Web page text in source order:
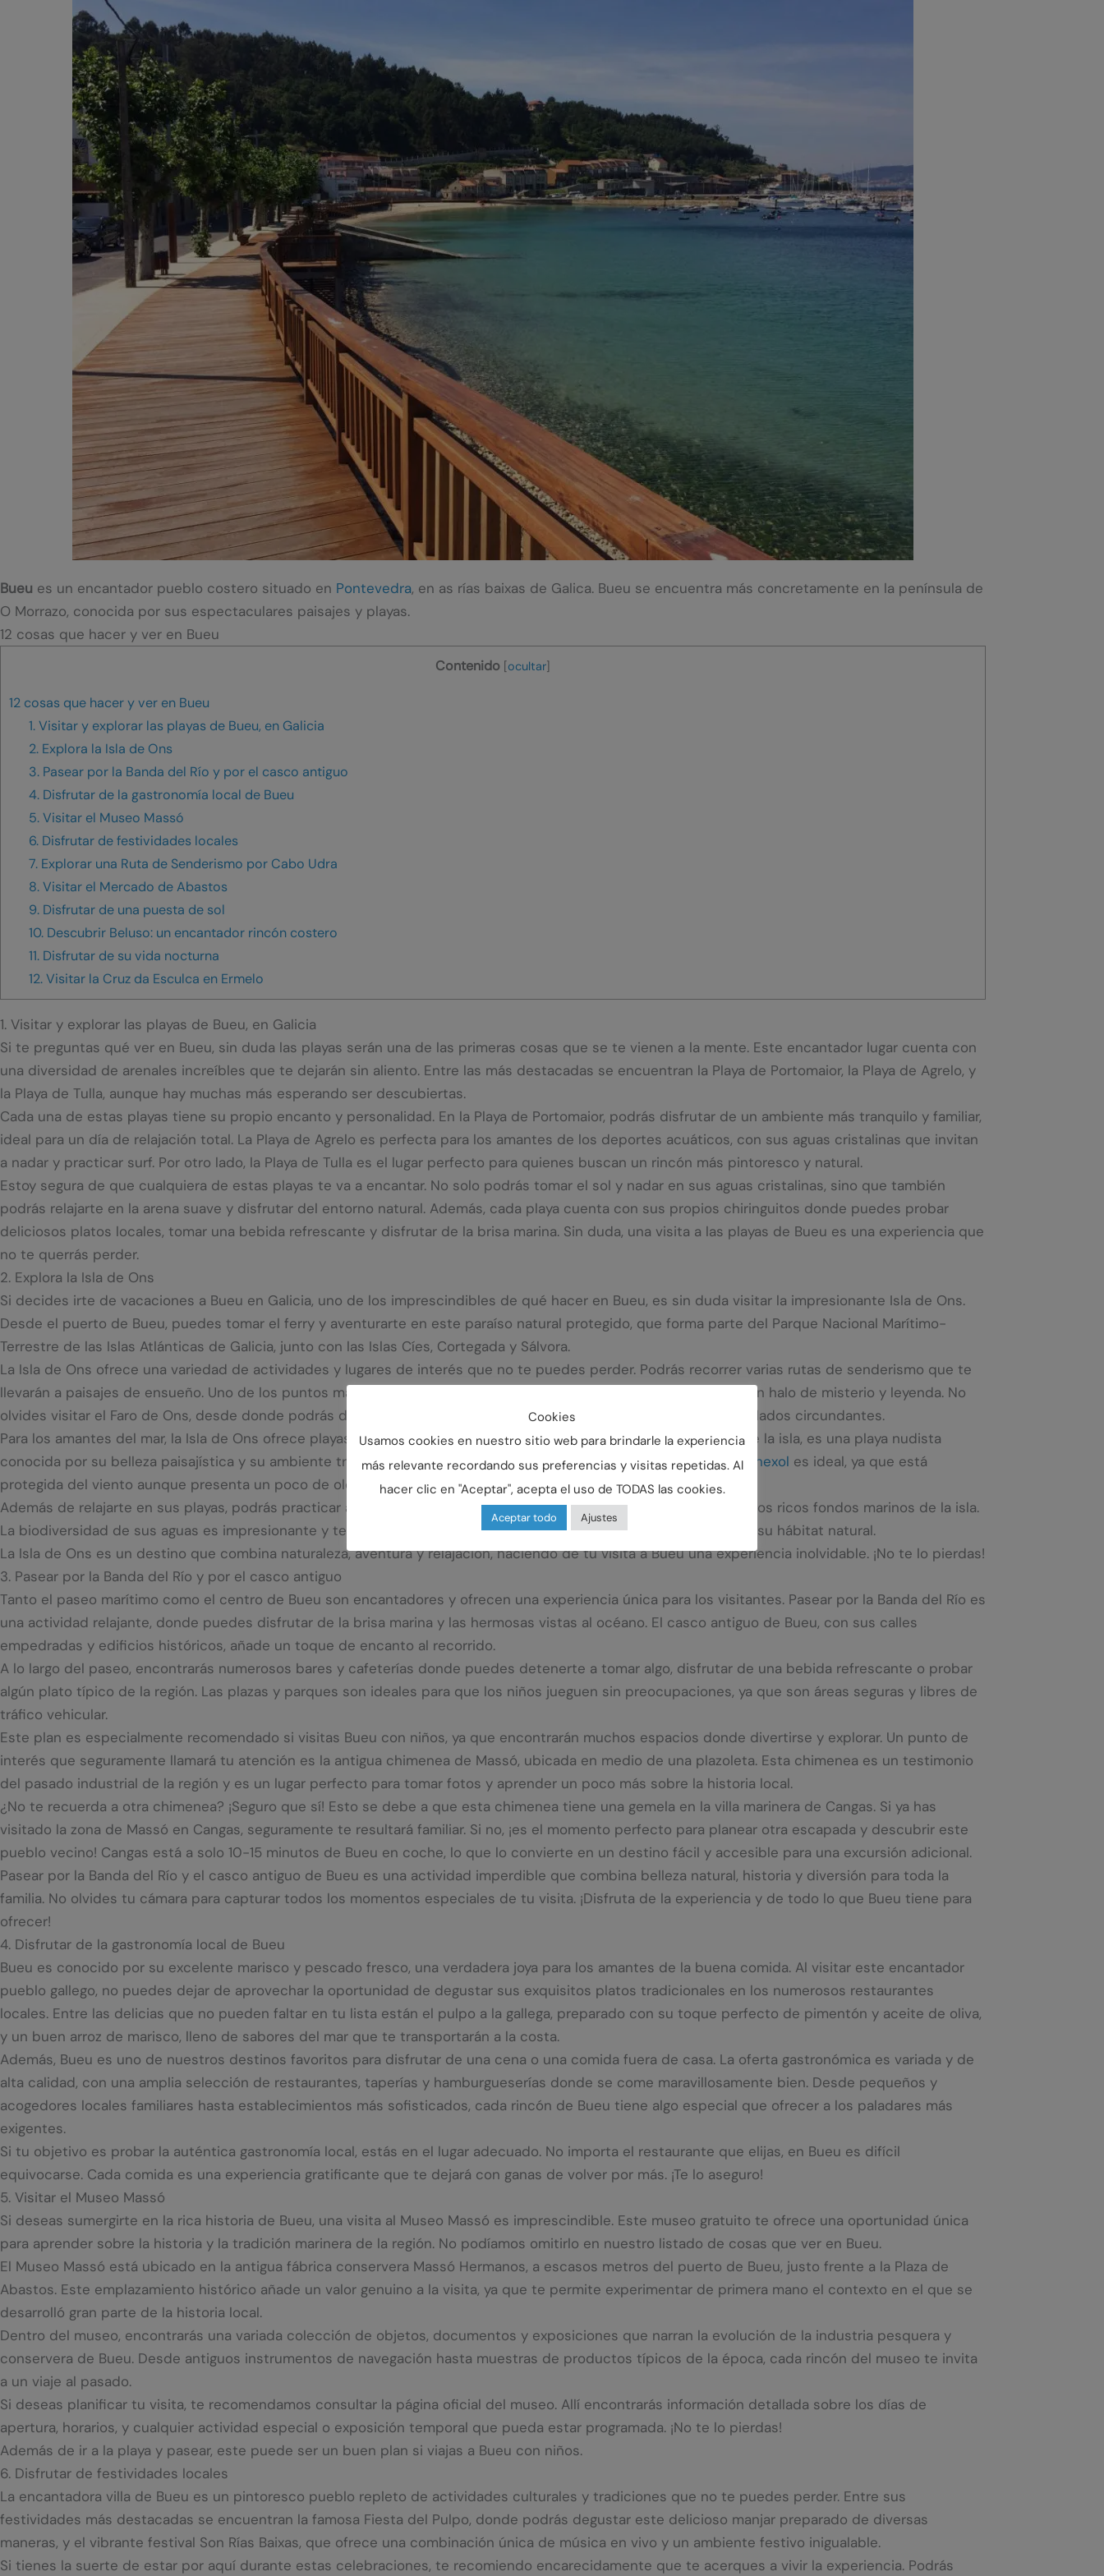
Bueu es un encantador pueblo costero situado en Pontevedra, en as rías baixas de Galica. Bueu se encuentra más concretamente en la península de
O Morrazo, conocida por sus espectaculares paisajes y playas.
12 cosas que hacer y ver en Bueu
Contenido [ocultar]
12 cosas que hacer y ver en Bueu
1. Visitar y explorar las playas de Bueu, en Galicia
2. Explora la Isla de Ons
3. Pasear por la Banda del Río y por el casco antiguo
4. Disfrutar de la gastronomía local de Bueu
5. Visitar el Museo Massó
6. Disfrutar de festividades locales
7. Explorar una Ruta de Senderismo por Cabo Udra
8. Visitar el Mercado de Abastos
9. Disfrutar de una puesta de sol
10. Descubrir Beluso: un encantador rincón costero
11. Disfrutar de su vida nocturna
12. Visitar la Cruz da Esculca en Ermelo
1. Visitar y explorar las playas de Bueu, en Galicia
Si te preguntas qué ver en Bueu, sin duda las playas serán una de las primeras cosas que se te vienen a la mente. Este encantador lugar cuenta con
una diversidad de arenales increíbles que te dejarán sin aliento. Entre las más destacadas se encuentran la Playa de Portomaior, la Playa de Agrelo, y
la Playa de Tulla, aunque hay muchas más esperando ser descubiertas.
Cada una de estas playas tiene su propio encanto y personalidad. En la Playa de Portomaior, podrás disfrutar de un ambiente más tranquilo y familiar,
ideal para un día de relajación total. La Playa de Agrelo es perfecta para los amantes de los deportes acuáticos, con sus aguas cristalinas que invitan
a nadar y practicar surf. Por otro lado, la Playa de Tulla es el lugar perfecto para quienes buscan un rincón más pintoresco y natural.
Estoy segura de que cualquiera de estas playas te va a encantar. No solo podrás tomar el sol y nadar en sus aguas cristalinas, sino que también
podrás relajarte en la arena suave y disfrutar del entorno natural. Además, cada playa cuenta con sus propios chiringuitos donde puedes probar
deliciosos platos locales, tomar una bebida refrescante y disfrutar de la brisa marina. Sin duda, una visita a las playas de Bueu es una experiencia que
no te querrás perder.
2. Explora la Isla de Ons
Si decides irte de vacaciones a Bueu en Galicia, uno de los imprescindibles de qué hacer en Bueu, es sin duda visitar la impresionante Isla de Ons.
Desde el puerto de Bueu, puedes tomar el ferry y aventurarte en este paraíso natural protegido, que forma parte del Parque Nacional Marítimo-
Terrestre de las Islas Atlánticas de Galicia, junto con las Islas Cíes, Cortegada y Sálvora.
La Isla de Ons ofrece una variedad de actividades y lugares de interés que no te puedes perder. Podrás recorrer varias rutas de senderismo que te
llevarán a paisajes de ensueño. Uno de los puntos más fascinantes es el Burato do Inferno, una cueva marina con un halo de misterio y leyenda. No
olvides visitar el Faro de Ons, desde donde podrás disfrutar de unas vistas espectaculares del océano y los acantilados circundantes.
Para los amantes del mar, la Isla de Ons ofrece playas para todos los gustos. La Playa de Melide, ubicada al norte de la isla, es una playa nudista
conocida por su belleza paisajística y su ambiente tranquilo. Si prefieres una playa más resguardada, laPlaya de Canexol es ideal, ya que está
protegida del viento aunque presenta un poco de oleaje.
Además de relajarte en sus playas, podrás practicar actividades acuáticas como el snorkel o el buceo, explorando los ricos fondos marinos de la isla.
La biodiversidad de sus aguas es impresionante y te permitirá observar una gran variedad de especies marinas en su hábitat natural.
La Isla de Ons es un destino que combina naturaleza, aventura y relajación, haciendo de tu visita a Bueu una experiencia inolvidable. ¡No te lo pierdas!
3. Pasear por la Banda del Río y por el casco antiguo
Tanto el paseo marítimo como el centro de Bueu son encantadores y ofrecen una experiencia única para los visitantes. Pasear por la Banda del Río es
una actividad relajante, donde puedes disfrutar de la brisa marina y las hermosas vistas al océano. El casco antiguo de Bueu, con sus calles
empedradas y edificios históricos, añade un toque de encanto al recorrido.
A lo largo del paseo, encontrarás numerosos bares y cafeterías donde puedes detenerte a tomar algo, disfrutar de una bebida refrescante o probar
algún plato típico de la región. Las plazas y parques son ideales para que los niños jueguen sin preocupaciones, ya que son áreas seguras y libres de
tráfico vehicular.
Este plan es especialmente recomendado si visitas Bueu con niños, ya que encontrarán muchos espacios donde divertirse y explorar. Un punto de
interés que seguramente llamará tu atención es la antigua chimenea de Massó, ubicada en medio de una plazoleta. Esta chimenea es un testimonio
del pasado industrial de la región y es un lugar perfecto para tomar fotos y aprender un poco más sobre la historia local.
¿No te recuerda a otra chimenea? ¡Seguro que sí! Esto se debe a que esta chimenea tiene una gemela en la villa marinera de Cangas. Si ya has
visitado la zona de Massó en Cangas, seguramente te resultará familiar. Si no, ¡es el momento perfecto para planear otra escapada y descubrir este
pueblo vecino! Cangas está a solo 10-15 minutos de Bueu en coche, lo que lo convierte en un destino fácil y accesible para una excursión adicional.
Pasear por la Banda del Río y el casco antiguo de Bueu es una actividad imperdible que combina belleza natural, historia y diversión para toda la
familia. No olvides tu cámara para capturar todos los momentos especiales de tu visita. ¡Disfruta de la experiencia y de todo lo que Bueu tiene para
ofrecer!
4. Disfrutar de la gastronomía local de Bueu
Bueu es conocido por su excelente marisco y pescado fresco, una verdadera joya para los amantes de la buena comida. Al visitar este encantador
pueblo gallego, no puedes dejar de aprovechar la oportunidad de degustar sus exquisitos platos tradicionales en los numerosos restaurantes
locales. Entre las delicias que no pueden faltar en tu lista están el pulpo a la gallega, preparado con su toque perfecto de pimentón y aceite de oliva,
y un buen arroz de marisco, lleno de sabores del mar que te transportarán a la costa.
Además, Bueu es uno de nuestros destinos favoritos para disfrutar de una cena o una comida fuera de casa. La oferta gastronómica es variada y de
alta calidad, con una amplia selección de restaurantes, taperías y hamburgueserías donde se come maravillosamente bien. Desde pequeños y
acogedores locales familiares hasta establecimientos más sofisticados, cada rincón de Bueu tiene algo especial que ofrecer a los paladares más
exigentes.
Si tu objetivo es probar la auténtica gastronomía local, estás en el lugar adecuado. No importa el restaurante que elijas, en Bueu es difícil
equivocarse. Cada comida es una experiencia gratificante que te dejará con ganas de volver por más. ¡Te lo aseguro!
5. Visitar el Museo Massó
Si deseas sumergirte en la rica historia de Bueu, una visita al Museo Massó es imprescindible. Este museo gratuito te ofrece una oportunidad única
para aprender sobre la historia y la tradición marinera de la región. No podíamos omitirlo en nuestro listado de cosas que ver en Bueu.
El Museo Massó está ubicado en la antigua fábrica conservera Massó Hermanos, a escasos metros del puerto de Bueu, justo frente a la Plaza de
Abastos. Este emplazamiento histórico añade un valor genuino a la visita, ya que te permite experimentar de primera mano el contexto en el que se
desarrolló gran parte de la historia local.
Dentro del museo, encontrarás una variada colección de objetos, documentos y exposiciones que narran la evolución de la industria pesquera y
conservera de Bueu. Desde antiguos instrumentos de navegación hasta muestras de productos típicos de la época, cada rincón del museo te invita
a un viaje al pasado.
Si deseas planificar tu visita, te recomendamos consultar la página oficial del museo. Allí encontrarás información detallada sobre los días de
apertura, horarios, y cualquier actividad especial o exposición temporal que pueda estar programada. ¡No te lo pierdas!
Además de ir a la playa y pasear, este puede ser un buen plan si viajas a Bueu con niños.
6. Disfrutar de festividades locales
La encantadora villa de Bueu es un pintoresco pueblo repleto de actividades culturales y tradiciones que no te puedes perder. Entre sus
festividades más destacadas se encuentran la famosa Fiesta del Pulpo, donde podrás degustar este delicioso manjar preparado de diversas
maneras, y el vibrante festival Son Rías Baixas, que ofrece una combinación única de música en vivo y un ambiente festivo inigualable.
Si tienes la suerte de estar por aquí durante estas celebraciones, te recomiendo encarecidamente que te acerques a vivir la experiencia. Podrás
Cookies
Usamos cookies en nuestro sitio web para brindarle la experiencia
más relevante recordando sus preferencias y visitas repetidas. Al
hacer clic en "Aceptar", acepta el uso de TODAS las cookies.
Aceptar todo Ajustes